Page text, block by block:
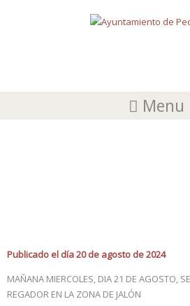
Menu
Publicado el día 20 de agosto de 2024
MAÑANA MIERCOLES, DIA 21 DE AGOSTO,
REGADOR EN LA ZONA DE JALÓN